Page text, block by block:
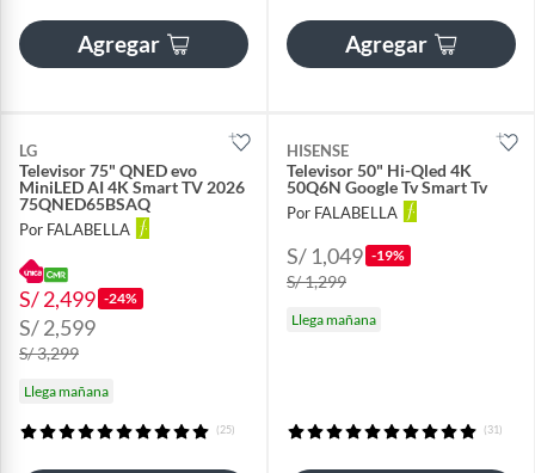
Agregar Agregar
LG
Televisor 75" QNED evo
MiniLED AI 4K Smart TV 2026
75QNED65BSAQ
Por FALABELLA
S/ 2,499 -24%
S/ 2,599
S/ 3,299
Llega mañana
(25)
HISENSE
Televisor 50" Hi-Qled 4K
50Q6N Google Tv Smart Tv
Por FALABELLA
S/ 1,049 -19%
S/ 1,299
Llega mañana
(31)